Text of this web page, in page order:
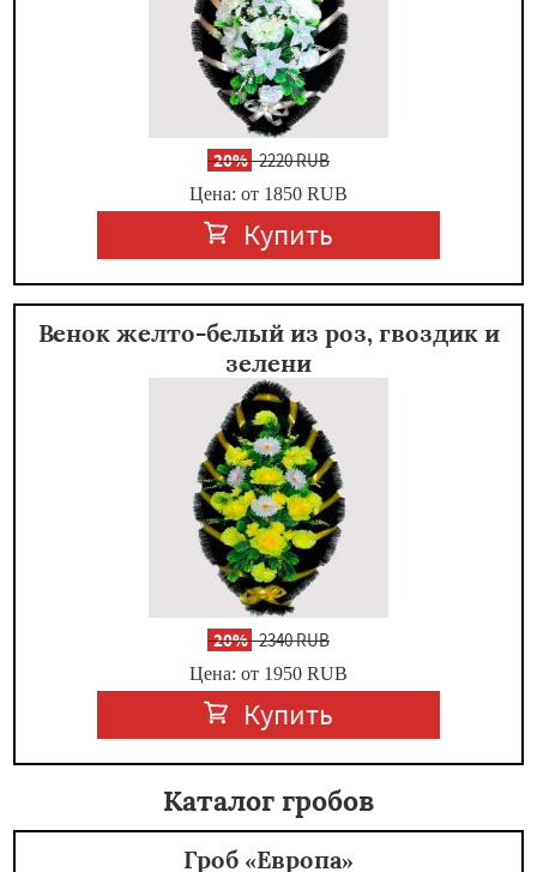
-20%2220 RUB
Цена: от 1850 RUB
Купить
Венок желто-белый из роз, гвоздик и
зелени
-20%2340 RUB
Цена: от 1950 RUB
Купить
Каталог гробов
Гроб «Европа»